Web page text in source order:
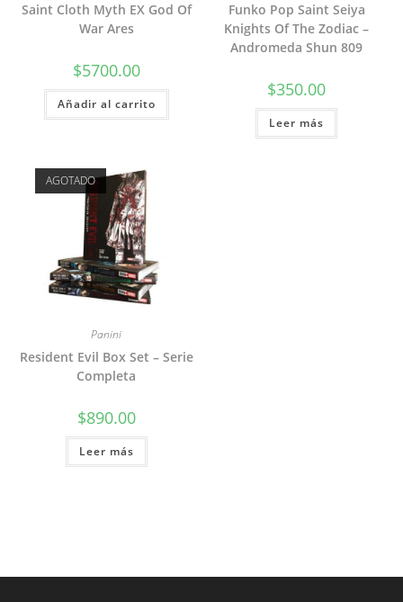
Saint Cloth Myth EX God Of
War Ares
$5700.00
Añadir al carrito
Funko Pop Saint Seiya
Knights Of The Zodiac –
Andromeda Shun 809
$350.00
Leer más
AGOTADO
Panini
Resident Evil Box Set – Serie
Completa
$890.00
Leer más